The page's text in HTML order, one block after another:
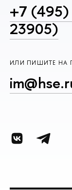
+7
23905)
ИЛИ ПИШИТЕ НА